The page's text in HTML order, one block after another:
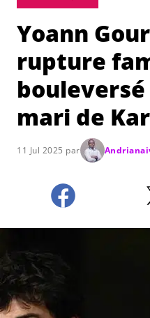
Yoann
rupture
mari de
11 Jul 2025 par